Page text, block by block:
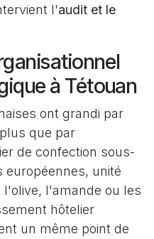
l'audit et le
à Tétouan
ont grandi par
que par
de confection sous-
unité
l'amande ou les
hôtelier
un même point de